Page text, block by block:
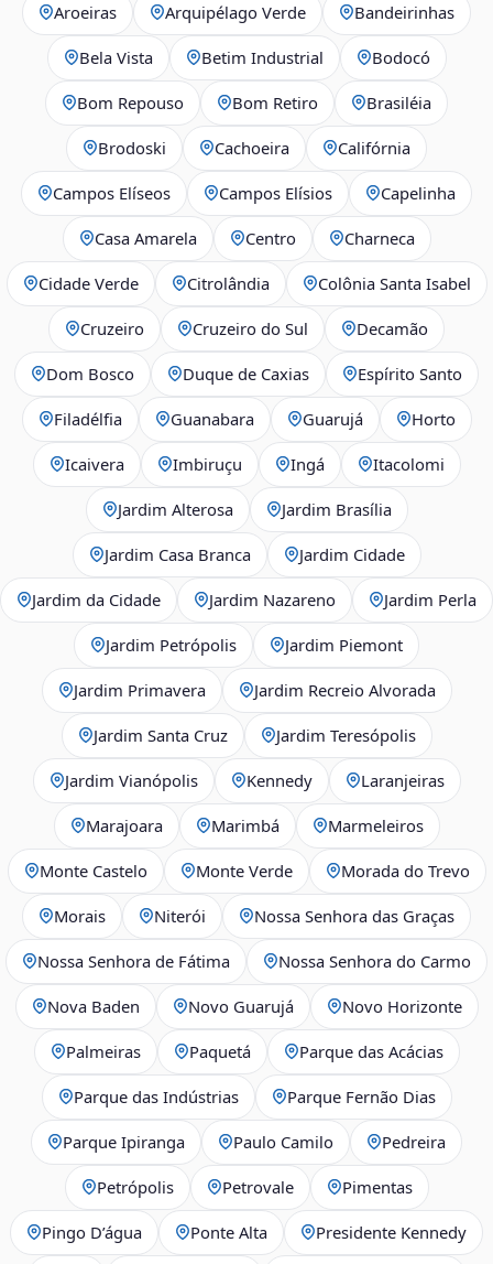
Aroeiras Arquipélago Verde Bandeirinhas
Bela Vista Betim Industrial Bodocó
Bom Repouso Bom Retiro Brasiléia
Brodoski Cachoeira Califórnia
Campos Elíseos Campos Elísios Capelinha
Casa Amarela Centro Charneca
Cidade Verde Citrolândia Colônia Santa Isabel
Cruzeiro Cruzeiro do Sul Decamão
Dom Bosco Duque de Caxias Espírito Santo
Filadélfia Guanabara Guarujá Horto
Icaivera Imbiruçu Ingá Itacolomi
Jardim Alterosa Jardim Brasília
Jardim Casa Branca Jardim Cidade
Jardim da Cidade Jardim Nazareno Jardim Perla
Jardim Petrópolis Jardim Piemont
Jardim Primavera Jardim Recreio Alvorada
Jardim Santa Cruz Jardim Teresópolis
Jardim Vianópolis Kennedy Laranjeiras
Marajoara Marimbá Marmeleiros
Monte Castelo Monte Verde Morada do Trevo
Morais Niterói Nossa Senhora das Graças
Nossa Senhora de Fátima Nossa Senhora do Carmo
Nova Baden Novo Guarujá Novo Horizonte
Palmeiras Paquetá Parque das Acácias
Parque das Indústrias Parque Fernão Dias
Parque Ipiranga Paulo Camilo Pedreira
Petrópolis Petrovale Pimentas
Pingo D’água Ponte Alta Presidente Kennedy